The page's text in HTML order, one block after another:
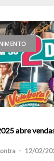
abre
- 12/02/